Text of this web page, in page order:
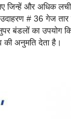
जिन्हें और अधिक
# 36 गेज
बंडलों का उपयोग
की अनुमति देता है।